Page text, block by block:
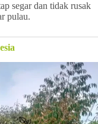
segar dan tidak rusak
pulau.